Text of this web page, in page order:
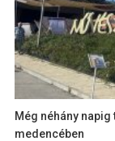
Még néhány
medencében